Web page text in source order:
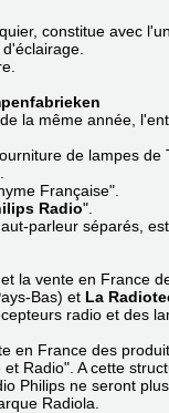
constitue avec
la même année,
de lampes de
Française".
Radio".
parleur séparés,
la vente en France
Bas) et La
radio et des
en France des
Radio". A cette
Philips ne seront
Radiola.